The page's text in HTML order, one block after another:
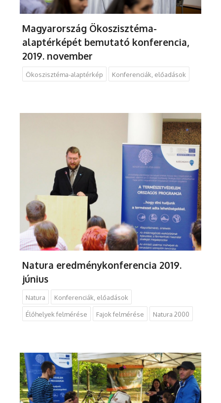
Magyarország Ökoszisztéma-
alaptérképét bemutató konferencia,
2019. november
Ökoszisztéma-alaptérkép Konferenciák, előadások
Natura eredménykonferencia 2019.
június
Natura Konferenciák, előadások
Élőhelyek felmérése Fajok felmérése Natura 2000